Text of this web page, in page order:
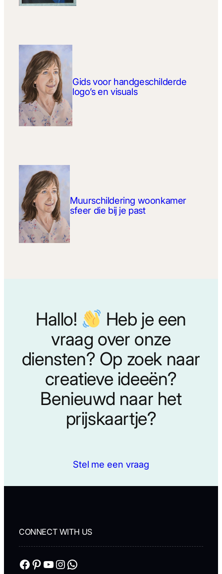
Gids voor handgeschilderde
logo’s en visuals
Muurschildering woonkamer
sfeer die bij je past
Hallo!
Heb je een
vraag over onze
diensten? Op zoek naar
creatieve ideeën?
Benieuwd naar het
prijskaartje?
Stel me een vraag
CONNECT WITH US
Facebook Pinterest YouTube Instagram WhatsApp